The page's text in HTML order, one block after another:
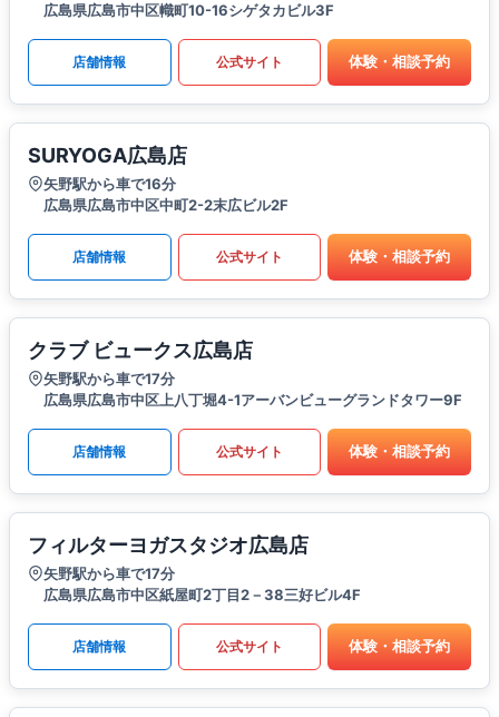
広島県広島市中区幟町10-16シゲタカビル3F
店舗情報 公式サイト 体験・相談予約
SURYOGA広島店
矢野駅から車で16分
広島県広島市中区中町2-2末広ビル2F
店舗情報 公式サイト 体験・相談予約
クラブ ビュークス広島店
矢野駅から車で17分
広島県広島市中区上八丁堀4-1アーバンビューグランドタワー9F
店舗情報 公式サイト 体験・相談予約
フィルターヨガスタジオ広島店
矢野駅から車で17分
広島県広島市中区紙屋町2丁目2－38三好ビル4F
店舗情報 公式サイト 体験・相談予約